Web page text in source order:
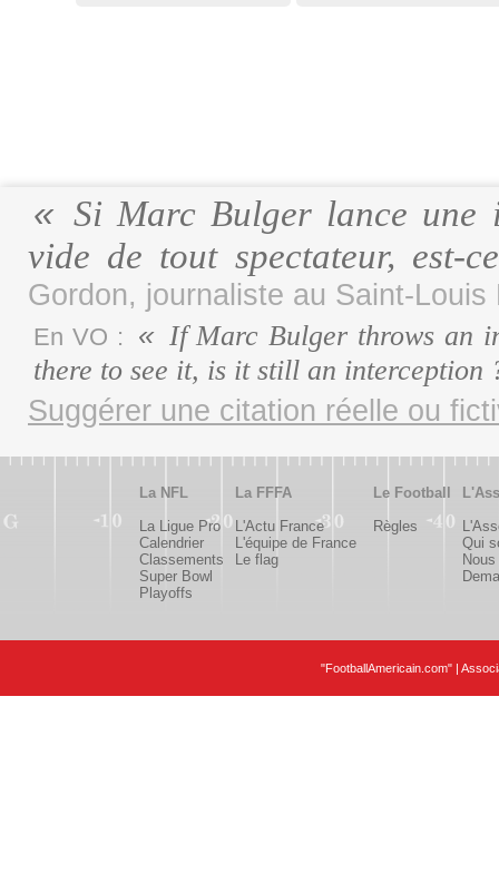
Si Marc Bulger lance une
vide de tout spectateur, est-
Gordon, journaliste au Saint-
En VO :
If Marc Bulger throws an
there to see it, is it still an interception
Suggérer une citation réelle ou
La NFL
La Ligue Pro
Calendrier
Classements
Super Bowl
Playoffs
La FFFA
L'Actu France
L'équipe de France
Le flag
Le Football
Règles
Qui
"FootballAmericain.com" |